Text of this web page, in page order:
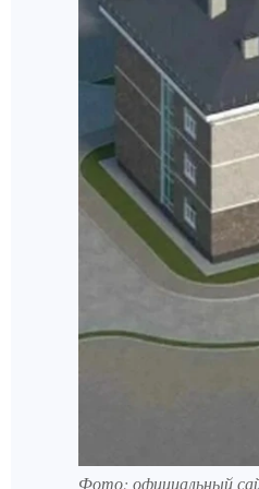
Фото: официальный